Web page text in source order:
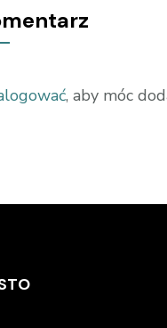
, aby móc